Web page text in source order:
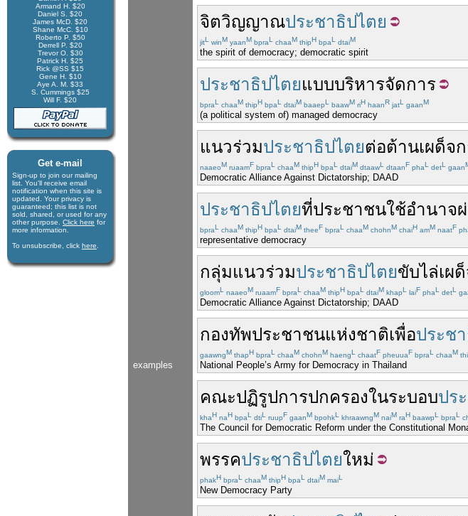
Armand H. $20
Daniel S. $20
James McD. $20
Shane McC. $10
Roberto P. $50
Derrell P. $20
Trevor O. $30
Patrick H. $25
Rick @SS $15
Gene H. $10
Aye A. M. $33
S. Cummings $25
Will F. $20
Get e-mail
Sign-up to join our mail­ing
list. You'll receive e­mail
notification when this site is
updated. Your privacy is
guaran­teed; this list is not
sold, shared, or used for any
other purpose. Click here for
more infor­mation.
To unsubscribe, click here
examples
จิตวิญญาณประชาธิปไตย
jitL winM yaanM bpraL chaaM thipH bpaL dtaiM
the spirit of democracy; democratic spirit
ประชาธิปไตยแบบบริหารจัดการ
bpraL chaaM thipH bpaL dtaiM baaepL baawM riH haanR jatL gaanM
(a political system of) managed democracy
แนวร่วมประชาธิปไตยต่อต้านเผด็จ
naaeoM ruaamF bpraL chaaM thipH bpaL dtaiM dtaawL dtaanF phaL detL gaan
Democratic Alliance Against Dictatorship; DAAD
ประชาธิปไตยที่ประชาชนใช้อำนาจ
bpraL chaaM thipH bpaL dtaiM theeF bpraL chaaM chohnM chaiH amM naatF
representative democracy
กลุ่มแนวร่วมประชาธิปไตยขับไล่เผ
gloomL naaeoM ruaamF bpraL chaaM thipH bpaL dtaiM khapL laiF phaL detL
Democratic Alliance Against Dictatorship; DAAD
กองทัพประชาชนแห่งชาติเพื่อประช
gaawngM thapH bpraL chaaM chohnM haengL chaatF pheuuaF bpraL chaaM
National People’s Army for Democracy in Thailand
คณะปฏิรูปการปกครองในระบอบปร
khaH naH bpaL dtiL ruupF gaanM bpohkL khraawngM naiM raH baawpL bpraL
The Council for Democratic Reform under the Constitutional
พรรคประชาธิปไตยใหม่
phakH bpraL chaaM thipH bpaL dtaiM maiL
New Democracy Party